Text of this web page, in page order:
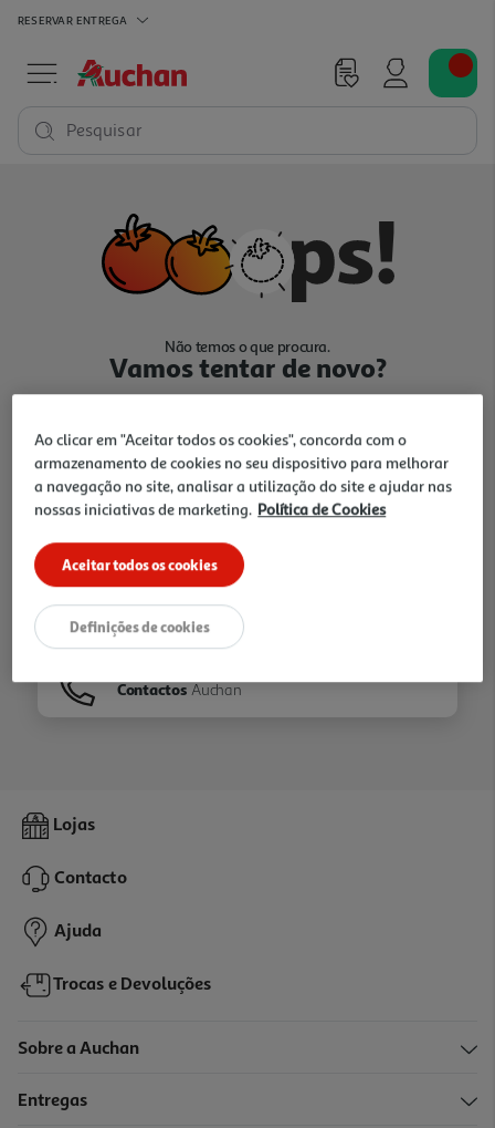
RESERVAR ENTREGA
Pesquisar
Não temos o que procura.
Vamos tentar de novo?
Ir para Homepage
Folhetos
Contactos Auchan
Lojas
Contacto
Ajuda
Trocas e Devoluções
Sobre a Auchan
Entregas
Ao clicar em "Aceitar todos os cookies", concorda com o
armazenamento de cookies no seu dispositivo para melhorar
a navegação no site, analisar a utilização do site e ajudar nas
nossas iniciativas de marketing. Política de Cookies
Aceitar todos os cookies
Definições de cookies